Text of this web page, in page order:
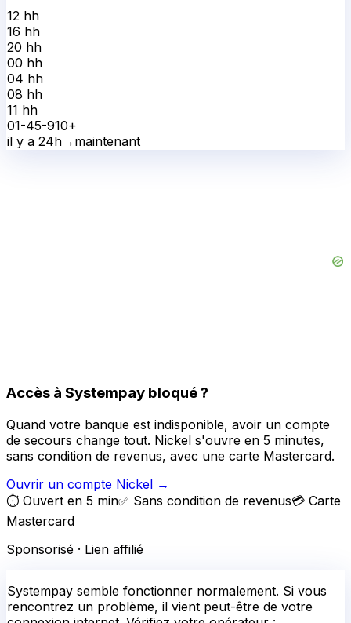
12 hh
16 hh
20 hh
00 hh
04 hh
08 hh
11 hh
01-45-910+
il y a 24h→ maintenant
Accès à Systempay bloqué ?
Quand votre banque est indisponible, avoir un compte
de secours change tout. Nickel s'ouvre en 5 minutes,
sans condition de revenus, avec une carte Mastercard.
Ouvrir un compte Nickel →
⏱️ Ouvert en 5 min✅ Sans condition de revenus💳 Carte
Mastercard
Sponsorisé · Lien affilié
Systempay semble fonctionner normalement. Si vous
rencontrez un problème, il vient peut-être de votre